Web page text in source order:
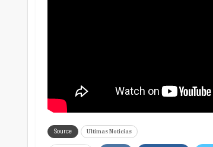
Source Ultimas Noticias